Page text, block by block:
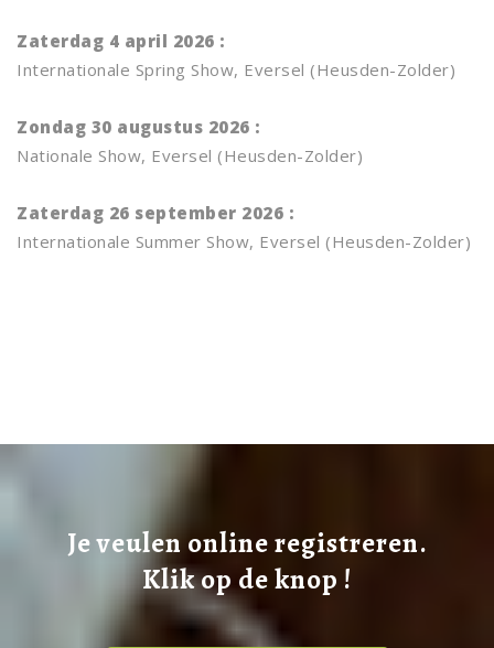
Zaterdag 4 april 2026 :
Internationale Spring Show, Eversel (Heusden-Zolder)
Zondag 30 augustus 2026 :
Nationale Show, Eversel (Heusden-Zolder)
Zaterdag 26 september 2026 :
Internationale Summer Show, Eversel (Heusden-Zolder)
Je veulen online registreren.
Klik op de knop !